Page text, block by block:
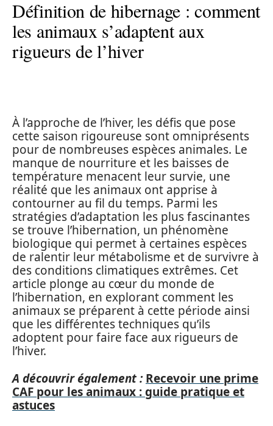
Définition de hibernage : comment
les animaux s’adaptent aux
rigueurs de l’hiver
À l’approche de l’hiver, les défis que pose
cette saison rigoureuse sont omniprésents
pour de nombreuses espèces animales. Le
manque de nourriture et les baisses de
température menacent leur survie, une
réalité que les animaux ont apprise à
contourner au fil du temps. Parmi les
stratégies d’adaptation les plus fascinantes
se trouve l’hibernation, un phénomène
biologique qui permet à certaines espèces
de ralentir leur métabolisme et de survivre à
des conditions climatiques extrêmes. Cet
article plonge au cœur du monde de
l’hibernation, en explorant comment les
animaux se préparent à cette période ainsi
que les différentes techniques qu’ils
adoptent pour faire face aux rigueurs de
l’hiver.
A découvrir également : Recevoir une prime
CAF pour les animaux : guide pratique et
astuces